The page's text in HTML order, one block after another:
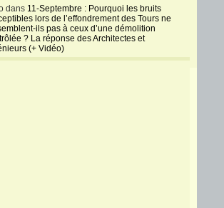
dans 11-Septembre : Pourquoi les bruits
lors de l’effondrement des Tours ne
ils pas à ceux d’une démolition
? La réponse des Architectes et
(+ Vidéo)